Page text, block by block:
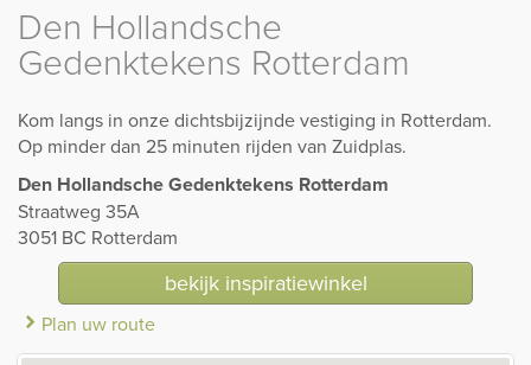
Den Hollandsche
Gedenktekens Rotterdam
Kom langs in onze dichtsbijzijnde vestiging in Rotterdam.
Op minder dan 25 minuten rijden van Zuidplas.
Den Hollandsche Gedenktekens Rotterdam
Straatweg 35A
3051 BC Rotterdam
bekijk inspiratiewinkel
Plan uw route